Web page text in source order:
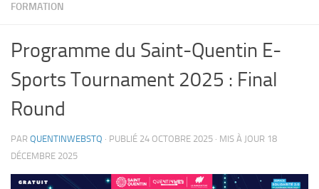
FORMATION
Programme du Saint-Quentin E-
Sports Tournament 2025 : Final
Round
PAR QUENTINWEBSTQ · PUBLIÉ 24 OCTOBRE 2025 · MIS À JOUR 18
DÉCEMBRE 2025